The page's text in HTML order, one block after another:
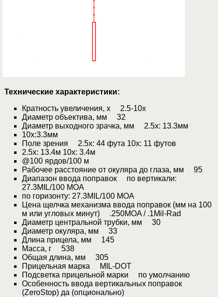
Технические характеристики:
Кратность увеличения, х 2.5-10x
Диаметр объектива, мм 32
Диаметр выходного зрачка, мм 2.5x: 13.3мм
10x:3.3мм
Поле зрения 2.5x: 44 фута 10x: 11 футов
2.5x: 13.4м 10x: 3.4м
@100 ярдов/100 м
Рабочее расстояние от окуляра до глаза, мм 95
Диапазон ввода поправок по вертикали:
27.3MIL/100 MOA
по горизонту: 27.3MIL/100 MOA
Цена щелчка механизма ввода поправок (мм на 100
м или угловых минут) .250MOA / .1Mil-Rad
Диаметр центральной трубки, мм 30
Диаметр окуляра, мм 33
Длина прицела, мм 145
Масса, г 538
Общая длина, мм 305
Прицельная марка MIL-DOT
Подсветка прицельной марки по умолчанию
Особенность ввода вертикальных поправок
(ZeroStop) да (опционально)